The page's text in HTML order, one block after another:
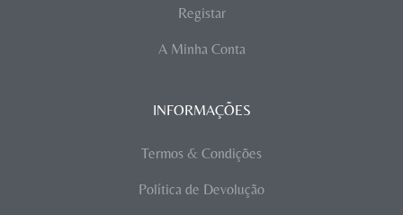
Registar
A Minha Conta
INFORMAÇÕES
Termos & Condições
Política de Devolução